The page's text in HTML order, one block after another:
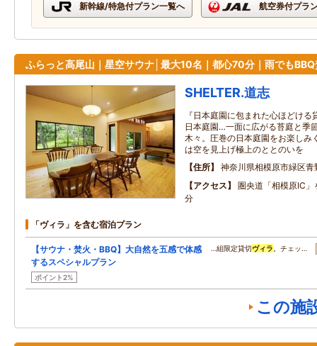
新幹線/特急付プラン一覧へ 航空券付プラ
ふらっと高尾山｜星空サウナ│最大10名｜都心70分｜雨でもBBQ
SHELTER.道志
『日本庭園に包まれた心ほどけ
日本庭園…一面に広がる苔庭と季
木々。圧巻の日本庭園をお楽しみ
は空を見上げ極上のととのいを
住所
神奈川県相模原市緑区青
アクセス
圏央道「相模原IC
分
「ヴィラ」を含む宿泊プラン
【サウナ・焚火・BBQ】大自然を五感で体感
するスペシャルプラン
ポイント2%
…組限定貸切ヴィラ 。チェッ…
この施